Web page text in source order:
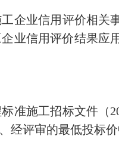
业信用评价相关
业信用评价结果应
施工招标文件（
评审的最低投标